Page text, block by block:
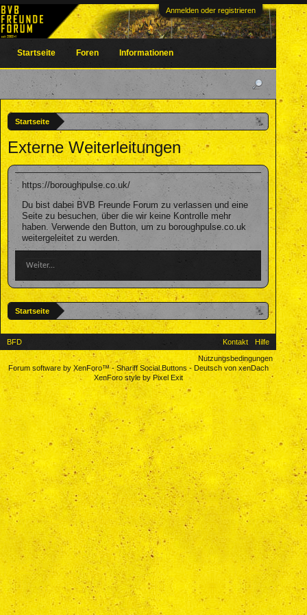
Anmelden oder registrieren
Startseite
Externe Weiterleitungen
https://boroughpulse.co.uk/
Du bist dabei BVB Freunde Forum zu verlassen und eine
Seite zu besuchen, über die wir keine Kontrolle mehr
haben. Verwende den Button, um zu boroughpulse.co.uk
weitergeleitet zu werden.
Weiter...
Startseite
Startseite Foren Informationen
BFD Kontakt
Hilfe
Nutzungsbedingungen
Forum software by XenForo™-Shariff Social Buttons- Deutsch von xenDach
XenForo style by Pixel Exit